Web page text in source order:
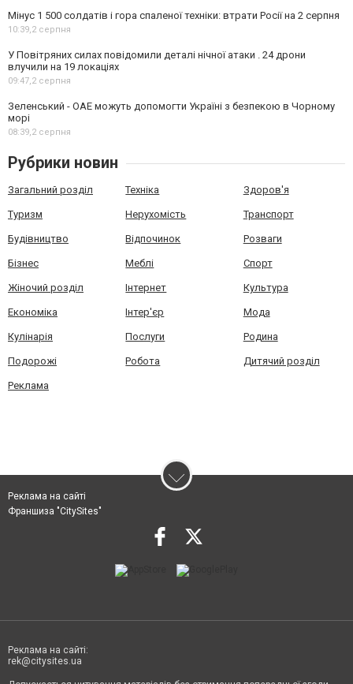
Мінус 1 500 солдатів і гора спаленої техніки: втрати Росії на 2 серпня
10:39,2 серпня
У Повітряних силах повідомили деталі нічної атаки . 24 дрони
влучили на 19 локаціях
09:47,2 серпня
Зеленський - ОАЕ можуть допомогти Україні з безпекою в Чорному
морі
08:39,2 серпня
Рубрики новин
Загальний розділ Техніка Здоров'я
Туризм Нерухомість Транспорт
Будівництво Відпочинок Розваги
Бізнес Меблі Спорт
Жіночий розділ Інтернет Культура
Економіка Інтер'єр Мода
Кулінарія Послуги Родина
Подорожі Робота Дитячий розділ
Реклама
Реклама на сайті
Франшиза "CitySites"
Реклама на сайті:
rek@citysites.ua